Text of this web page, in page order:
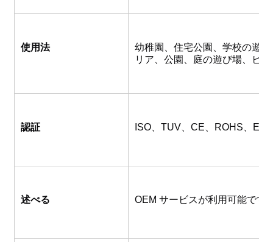
使用法
幼稚園、住宅公園、学校の遊
リア、公園、庭の遊び場、ビ
認証 ISO、TUV、CE、ROHS、
述べる OEM サービスが利用可能です